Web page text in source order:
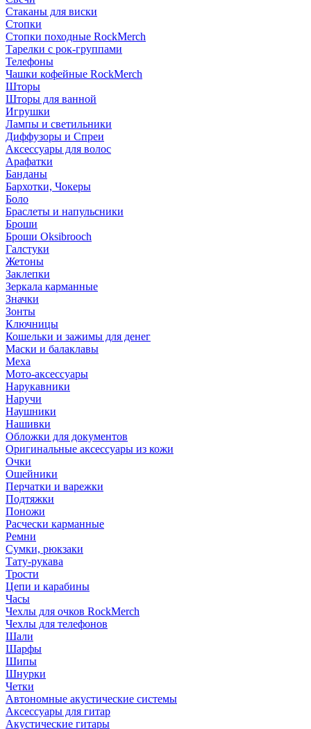
Стаканы для виски
Стопки
Стопки походные RockMerch
Тарелки с рок-группами
Телефоны
Чашки кофейные RockMerch
Шторы
Шторы для ванной
Игрушки
Лампы и светильники
Диффузоры и Спреи
Аксессуары для волос
Арафатки
Банданы
Бархотки, Чокеры
Боло
Браслеты и напульсники
Броши
Броши Oksibrooch
Галстуки
Жетоны
Заклепки
Зеркала карманные
Значки
Зонты
Ключницы
Кошельки и зажимы для денег
Маски и балаклавы
Меха
Мото-аксессуары
Нарукавники
Наручи
Наушники
Нашивки
Обложки для документов
Оригинальные аксессуары из кожи
Очки
Ошейники
Перчатки и варежки
Подтяжки
Поножи
Расчески карманные
Ремни
Сумки, рюкзаки
Тату-рукава
Трости
Цепи и карабины
Часы
Чехлы для очков RockMerch
Чехлы для телефонов
Шали
Шарфы
Шипы
Шнурки
Четки
Автономные акустические системы
Аксессуары для гитар
Акустические гитары